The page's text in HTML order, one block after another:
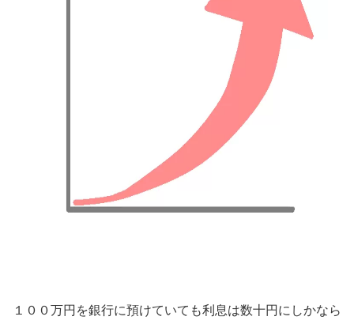
１００万円を銀行に預けていても利息は数十円にしかなら